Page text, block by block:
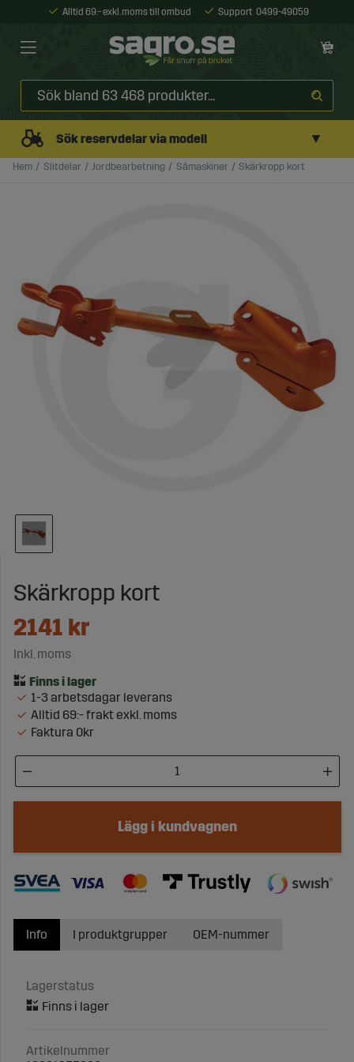
Alltid 69:- exkl. moms till ombud Support 0499-49059
Sök reservdelar via modell ▼
Hem Slitdelar Jordbearbetning Såmaskiner Skärkropp kort
Skärkropp kort
2141 kr
Inkl. moms
1-3 arbetsdagar leverans
Alltid 69:- frakt exkl. moms
Faktura 0kr
Lägg i kundvagnen
Info
Lagerstatus
Artikelnummer
I produktgrupper OEM-nummer